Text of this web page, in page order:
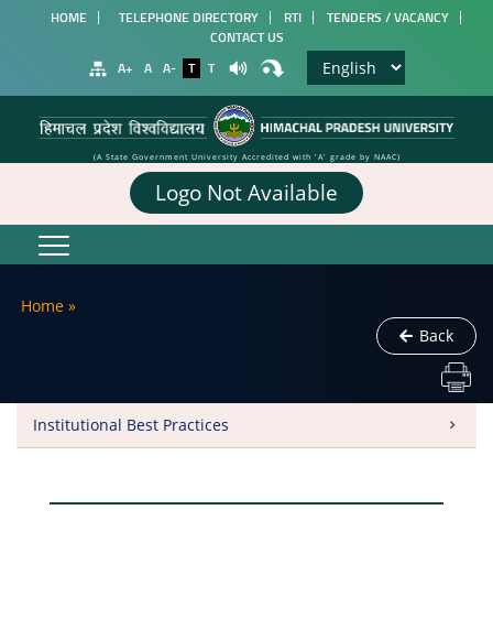
HOME TELEPHONE DIRECTORY RTI
TENDERS / VACANCY
CONTACT US
A+
A A- T T
(A State Government University Accredited with 'A' grade by NAAC)
Logo Not Available
Home »
Back
Institutional Best Practices